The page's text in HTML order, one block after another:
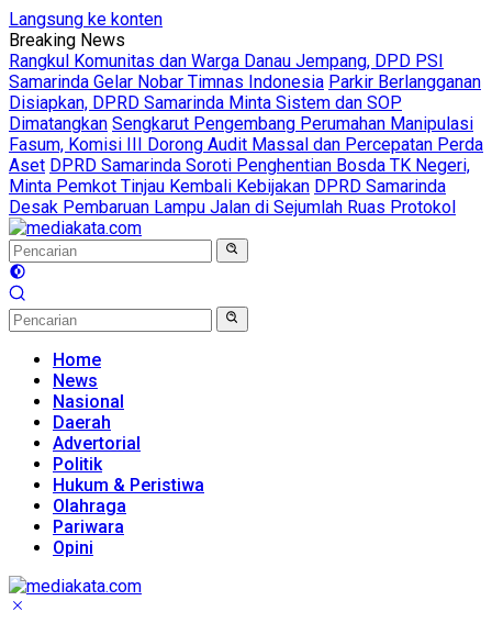
Langsung ke konten
Breaking News
Rangkul Komunitas dan Warga Danau Jempang, DPD PSI
Samarinda Gelar Nobar Timnas Indonesia Parkir Berlangganan
Disiapkan, DPRD Samarinda Minta Sistem dan SOP
Dimatangkan Sengkarut Pengembang Perumahan Manipulasi
Fasum, Komisi III Dorong Audit Massal dan Percepatan Perda
Aset DPRD Samarinda Soroti Penghentian Bosda TK Negeri,
Minta Pemkot Tinjau Kembali Kebijakan DPRD Samarinda
Desak Pembaruan Lampu Jalan di Sejumlah Ruas Protokol
Home
News
Nasional
Daerah
Advertorial
Politik
Hukum & Peristiwa
Olahraga
Pariwara
Opini